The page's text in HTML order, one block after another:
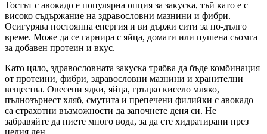
Тостът с авокадо е популярна опция за закуска, тъй като е с
високо съдържание на здравословни мазнини и фибри.
Осигурява постоянна енергия и ви държи сити за по-дълго
време. Може да се гарнира с яйца, домати или пушена сьомга
за добавен протеин и вкус.
Като цяло, здравословната закуска трябва да бъде комбинация
от протеини, фибри, здравословни мазнини и хранителни
вещества. Овесени ядки, яйца, гръцко кисело мляко,
пълнозърнест хляб, смутита и препечени филийки с авокадо
са страхотни възможности да започнете деня си. Не
забравяйте да пиете много вода, за да сте хидратирани през
целия ден.